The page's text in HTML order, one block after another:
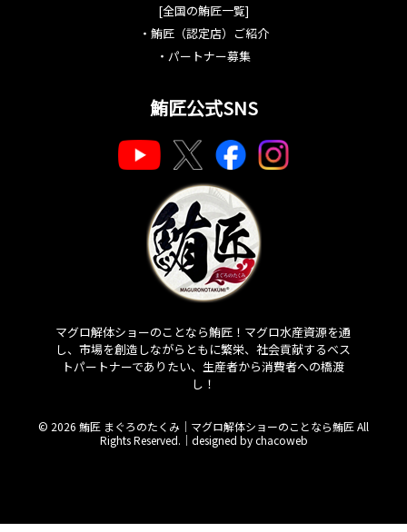
[全国の鮪匠一覧]
・ 鮪匠（認定店）ご紹介
・ パートナー募集
鮪匠公式SNS
マグロ解体ショーのことなら鮪匠！マグロ水産資源を通
し、市場を創造しながらともに繁栄、社会貢献するベス
トパートナーでありたい、生産者から消費者への橋渡
し！
© 2026 鮪匠 まぐろのたくみ｜マグロ解体ショーのことなら鮪匠 All
Rights Reserved.｜ designed by chacoweb